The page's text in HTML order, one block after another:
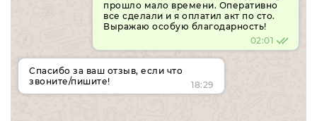
прошло мало времени. Оперативно
все сделали и я оплатил акт по сто.
Выражаю особую благодарность!
02:01
Спасибо за ваш отзыв, если что
звоните/пишите!
18:29